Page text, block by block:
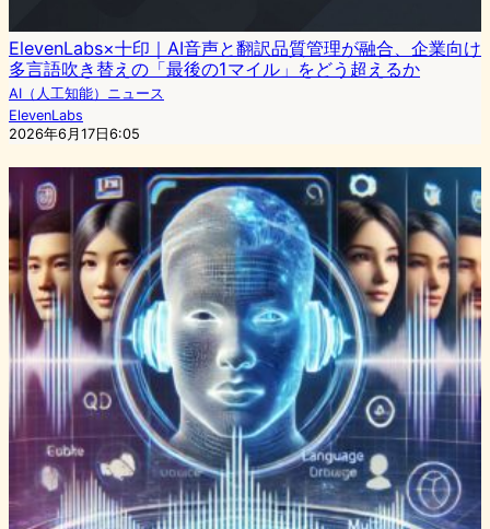
ElevenLabs×十印｜AI音声と翻訳品質管理が融合、企業向け
多言語吹き替えの「最後の1マイル」をどう超えるか
AI（人工知能）ニュース
ElevenLabs
2026年6月17日6:05